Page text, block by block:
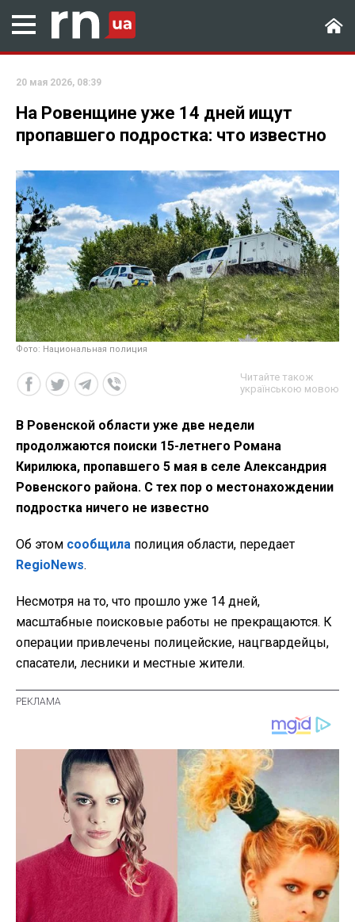
20 мая 2026, 08:39
На Ровенщине уже 14 дней ищут
пропавшего подростка: что известно
Фото: Национальная полиция
Читайте також
українською мовою
В Ровенской области уже две недели
продолжаются поиски 15-летнего Романа
Кирилюка, пропавшего 5 мая в селе Александрия
Ровенского района. С тех пор о местонахождении
подростка ничего не известно
Об этом сообщила полиция области, передает
RegioNews.
Несмотря на то, что прошло уже 14 дней,
масштабные поисковые работы не прекращаются. К
операции привлечены полицейские, нацгвардейцы,
спасатели, лесники и местные жители.